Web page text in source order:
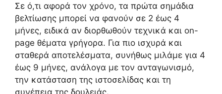
Σε ό,τι αφορά τον χρόνο, τα πρώτα σημάδια
βελτίωσης μπορεί να φανούν σε 2 έως 4
μήνες, ειδικά αν διορθωθούν τεχνικά και on-
page θέματα γρήγορα. Για πιο ισχυρά και
σταθερά αποτελέσματα, συνήθως μιλάμε για 4
έως 9 μήνες, ανάλογα με τον ανταγωνισμό,
την κατάσταση της ιστοσελίδας και τη
συνέπεια της δουλειάς.